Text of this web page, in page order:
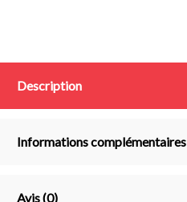
Description
Informations complémentaires
Avis (0)